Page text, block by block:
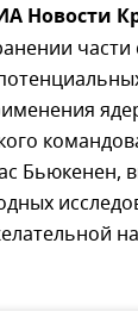
Новости
части
Бьюкенен,